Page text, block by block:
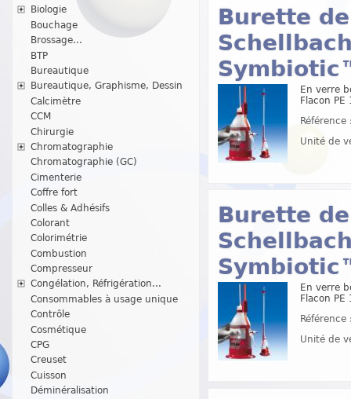
Biologie
Bouchage
Brossage...
BTP
Bureautique
Bureautique, Graphisme, Dessin
Calcimètre
CCM
Chirurgie
Chromatographie
Chromatographie (GC)
Cimenterie
Coffre fort
Colles & Adhésifs
Colorant
Colorimétrie
Combustion
Compresseur
Congélation, Réfrigération...
Consommables à usage unique
Contrôle
Cosmétique
CPG
Creuset
Cuisson
Déminéralisation
Burette
En verre
Flacon
Unité de
Burette
En verre
Flacon
Unité de